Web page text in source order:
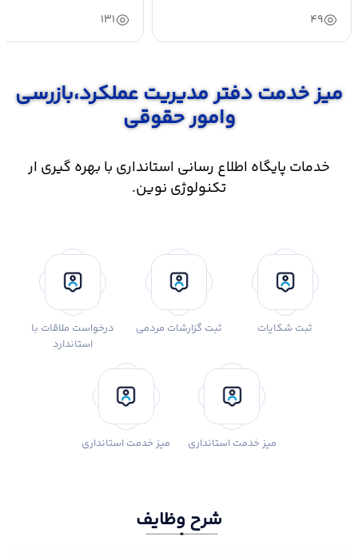
49
131
میز خدمت دفتر مدیریت عملکرد،بازرسی
وامور حقوقی
خدمات پایگاه اطلاع رسانی استانداری با بهره گیری ار
تکنولوژی نوین.
ثبت شکایات ثبت گزارشات مردمی
درخواست ملاقات با
استاندارد
میز خدمت استانداری میز خدمت استانداری
شرح وظایف